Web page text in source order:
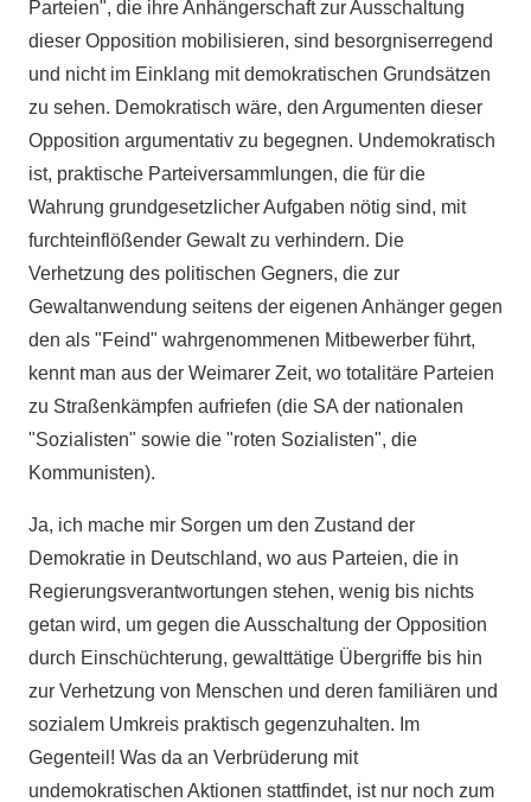
Parteien", die ihre Anhängerschaft zur Ausschaltung
dieser Opposition mobilisieren, sind besorgniserregend
und nicht im Einklang mit demokratischen Grundsätzen
zu sehen. Demokratisch wäre, den Argumenten dieser
Opposition argumentativ zu begegnen. Undemokratisch
ist, praktische Parteiversammlungen, die für die
Wahrung grundgesetzlicher Aufgaben nötig sind, mit
furchteinflößender Gewalt zu verhindern. Die
Verhetzung des politischen Gegners, die zur
Gewaltanwendung seitens der eigenen Anhänger gegen
den als "Feind" wahrgenommenen Mitbewerber führt,
kennt man aus der Weimarer Zeit, wo totalitäre Parteien
zu Straßenkämpfen aufriefen (die SA der nationalen
"Sozialisten" sowie die "roten Sozialisten", die
Kommunisten).
Ja, ich mache mir Sorgen um den Zustand der
Demokratie in Deutschland, wo aus Parteien, die in
Regierungsverantwortungen stehen, wenig bis nichts
getan wird, um gegen die Ausschaltung der Opposition
durch Einschüchterung, gewalttätige Übergriffe bis hin
zur Verhetzung von Menschen und deren familiären und
sozialem Umkreis praktisch gegenzuhalten. Im
Gegenteil! Was da an Verbrüderung mit
undemokratischen Aktionen stattfindet, ist nur noch zum